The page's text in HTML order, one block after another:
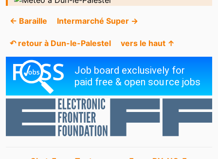
← Baraille Intermarché Super →
↶ retour à Dun-le-Palestel vers le haut ↑